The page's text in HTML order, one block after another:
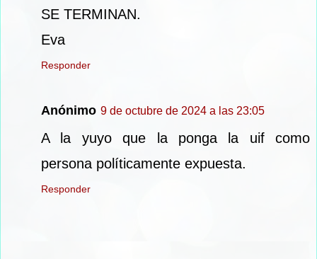
SE TERMINAN.
Eva
Responder
Anónimo 9 de octubre de 2024 a las 23:05
A la yuyo que la ponga la uif como
persona políticamente expuesta.
Responder